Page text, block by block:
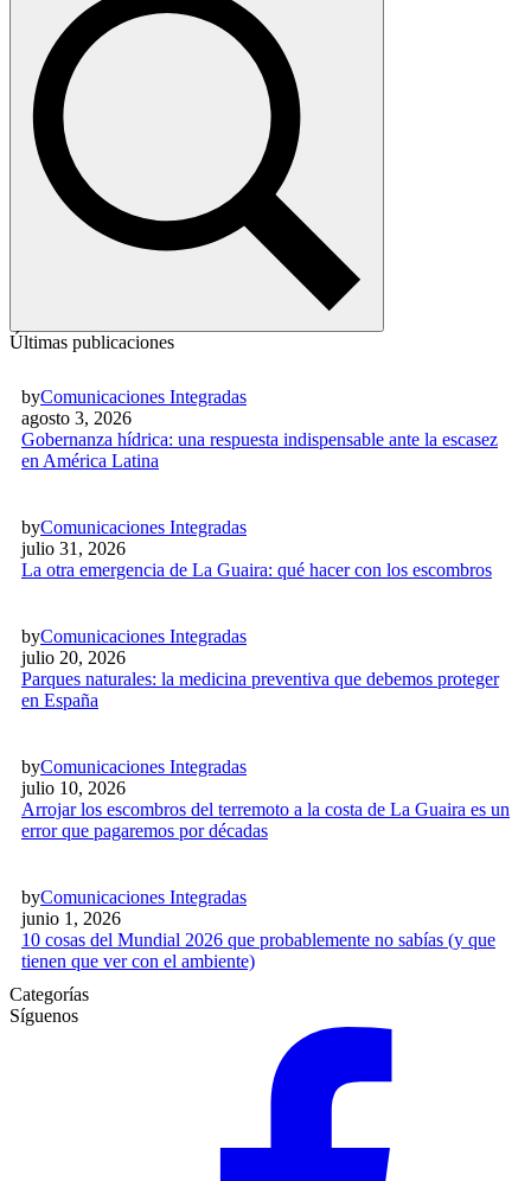
Últimas publicaciones
byComunicaciones Integradas
agosto 3, 2026
Gobernanza hídrica: una respuesta indispensable ante la escasez
en América Latina
byComunicaciones Integradas
julio 31, 2026
La otra emergencia de La Guaira: qué hacer con los escombros
byComunicaciones Integradas
julio 20, 2026
Parques naturales: la medicina preventiva que debemos proteger
en España
byComunicaciones Integradas
julio 10, 2026
Arrojar los escombros del terremoto a la costa de La Guaira es un
error que pagaremos por décadas
byComunicaciones Integradas
junio 1, 2026
10 cosas del Mundial 2026 que probablemente no sabías (y que
tienen que ver con el ambiente)
Categorías
Síguenos